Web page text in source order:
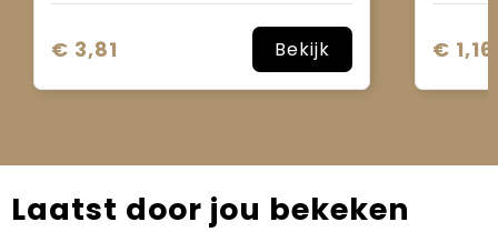
€ 3,81 Bekijk € 1,16
Laatst door jou bekeken